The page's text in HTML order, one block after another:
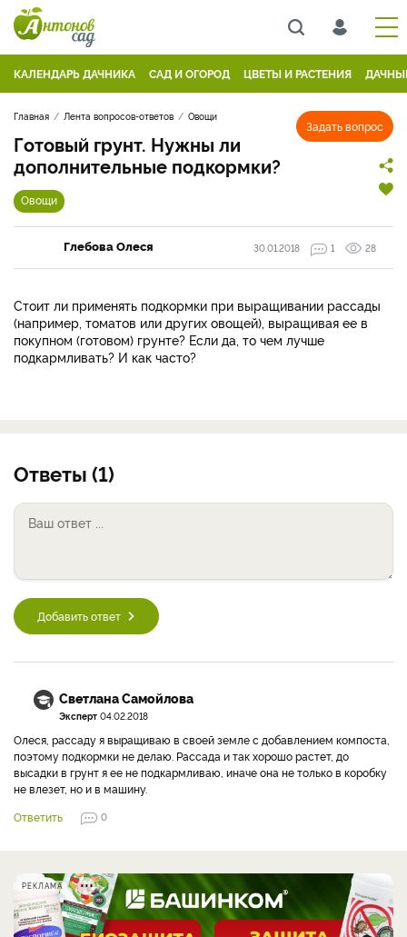
КАЛЕНДАРЬ ДАЧНИКА САД И ОГОРОД ЦВЕТЫ И РАСТЕНИЯ
Задать вопрос
Главная Лента вопросов-ответов Овощи
Готовый грунт. Нужны ли
дополнительные подкормки?
Овощи
Глебова Олеся 30.01.2018 1 28
Стоит ли применять подкормки при выращивании рассады
(например, томатов или других овощей), выращивая ее в
покупном (готовом) грунте? Если да, то чем лучше
подкармливать? И как часто?
Ответы (1)
Добавить ответ
Светлана Самойлова
Эксперт 04.02.2018
Олеся, рассаду я выращиваю в своей земле с добавлением компоста,
поэтому подкормки не делаю. Рассада и так хорошо растет, до
высадки в грунт я ее не подкармливаю, иначе она не только в коробку
не влезет, но и в машину.
Ответить
0
РЕКЛАМА